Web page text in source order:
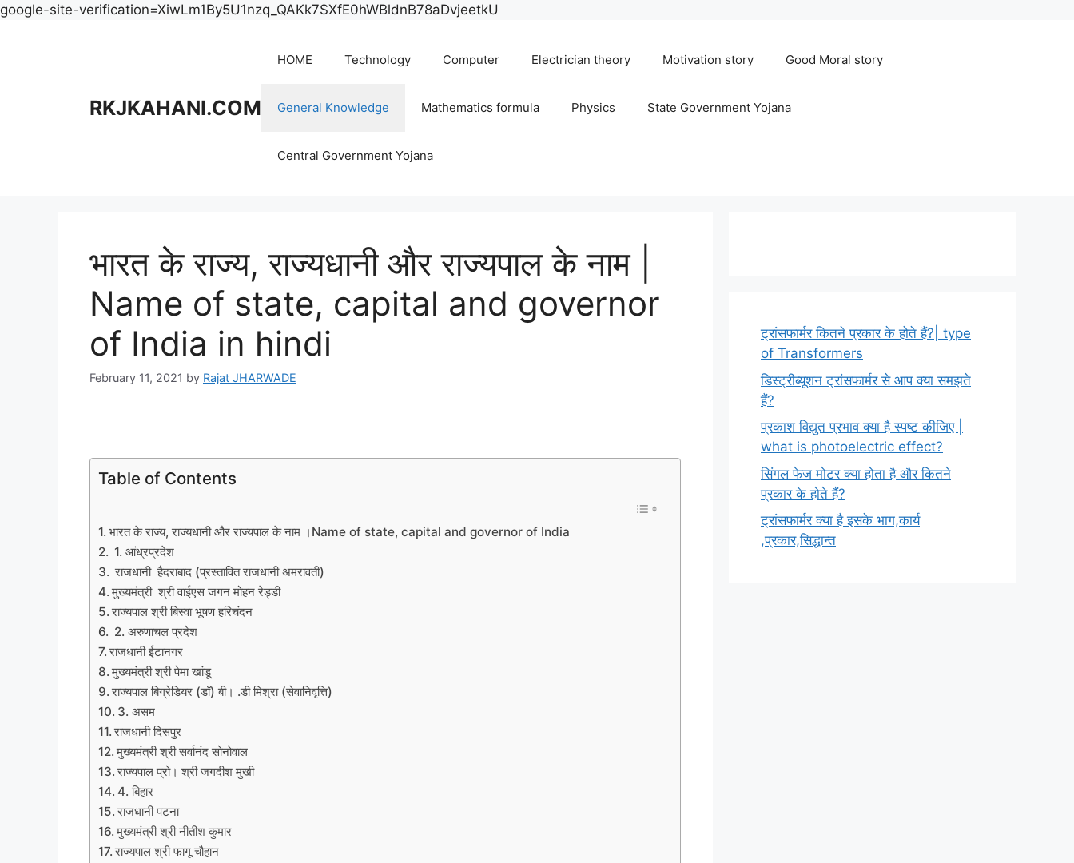
google-site-verification=XiwLm1By5U1nzq_QAKk7SXfE0hWBldnB78aDvjeetkU
RKJKAHANI.COM
HOME Technology Computer Electrician theory Motivation story Good Moral story
General Knowledge Mathematics formula Physics State Government Yojana
Central Government Yojana
भारत के राज्य, राज्यधानी और राज्यपाल के नाम |
Name of state, capital and governor
of India in hindi
February 11, 2021 by Rajat JHARWADE
Table of Contents
भारत के राज्य, राज्यधानी और राज्यपाल के नाम ।Name of state, capital and governor of India
1. आंध्रप्रदेश
राजधानी हैदराबाद (प्रस्तावित राजधानी अमरावती)
मुख्यमंत्री श्री वाईएस जगन मोहन रेड्डी
राज्यपाल श्री बिस्वा भूषण हरिचंदन
2. अरुणाचल प्रदेश
राजधानी ईटानगर
मुख्यमंत्री श्री पेमा खांडू
राज्यपाल बिग्रेडियर (डॉ) बी। .डी मिश्रा (सेवानिवृत्ति)
3. असम
राजधानी दिसपुर
मुख्यमंत्री श्री सर्वानंद सोनोवाल
राज्यपाल प्रो। श्री जगदीश मुखी
4. बिहार
राजधानी पटना
मुख्यमंत्री श्री नीतीश कुमार
राज्यपाल श्री फागू चौहान
ट्रांसफार्मर कितने प्रकार के होते हैं?| type
of Transformers
डिस्ट्रीब्यूशन ट्रांसफार्मर से आप क्या समझते
हैं?
प्रकाश विद्युत प्रभाव क्या है स्पष्ट कीजिए |
what is photoelectric effect?
सिंगल फेज मोटर क्या होता है और कितने
प्रकार के होते हैं?
ट्रांसफार्मर क्या है इसके भाग,कार्य
,प्रकार,सिद्धान्त